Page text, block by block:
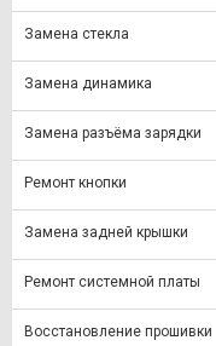
Замена стекла
Замена динамика
Замена разъёма зарядки
Ремонт кнопки
Замена задней крышки
Ремонт системной платы
Восстановление прошивки